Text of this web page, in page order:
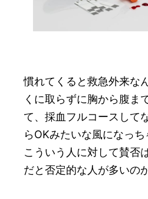
慣れてくると救急外来な
くに取らずに胸から腹ま
て、採血フルコースして
らOKみたいな風になっち
こういう人に対して賛否
だと否定的な人が多いの